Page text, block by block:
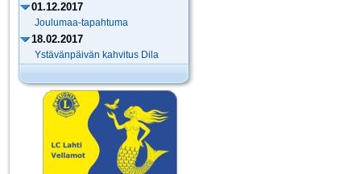
01.12.2017
Joulumaa-tapahtuma
18.02.2017
Ystävänpäivän kahvitus Dila